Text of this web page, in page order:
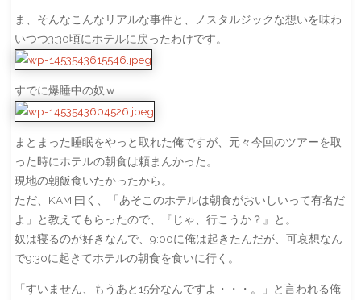
ま、そんなこんなリアルな事件と、ノスタルジックな想いを味わ
いつつ3:30頃にホテルに戻ったわけです。
すでに爆睡中の奴ｗ
まとまった睡眠をやっと取れた俺ですが、元々今回のツアーを取
った時にホテルの朝食は頼まんかった。
現地の朝飯食いたかったから。
ただ、KAMI曰く、「あそこのホテルは朝食がおいしいって有名だ
よ」と教えてもらったので、『じゃ、行こうか？』と。
奴は寝るのが好きなんで、9:00に俺は起きたんだが、可哀想なん
で9:30に起きてホテルの朝食を食いに行く。
「すいません、もうあと15分なんですよ・・・。」と言われる俺